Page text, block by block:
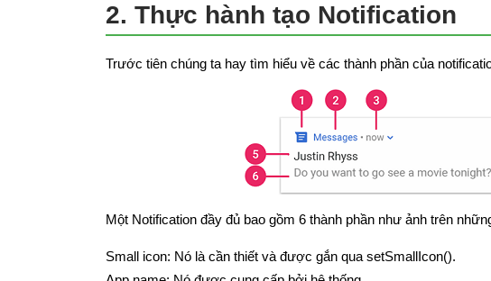
2. Thực hành tạo Notification
Trước tiên chúng ta hay tìm hiểu về các thành phần của
Một Notification đầy đủ bao gồm 6 thành phần như ảnh trên
Small icon: Nó là cần thiết và được gắn qua setSmallIcon().